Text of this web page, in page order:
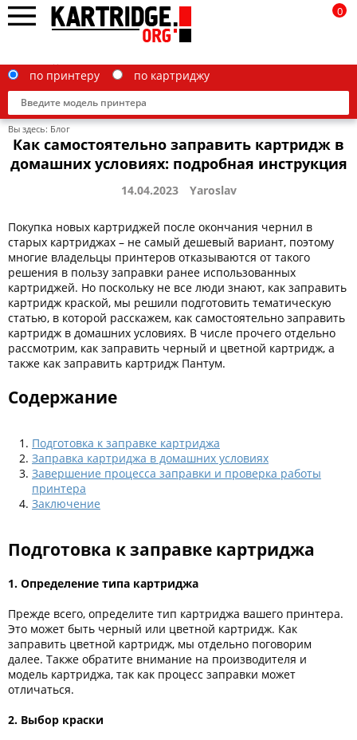
Canon
Epson
G&G
HP
IBM
Kodak
Konica Minolta
Lexmark
OKI
Panasonic
Samsung
Sharp
Toshiba
Xerox
Для франкировальной машины
Тонер и девелопер
по принтеру по картриджу
0
Вы здесь: Блог
Как самостоятельно заправить картридж в
домашних условиях: подробная инструкция
14.04.2023 Yaroslav
Покупка новых картриджей после окончания чернил в
старых картриджах – не самый дешевый вариант, поэтому
многие владельцы принтеров отказываются от такого
решения в пользу заправки ранее использованных
картриджей. Но поскольку не все люди знают, как заправить
картридж краской, мы решили подготовить тематическую
статью, в которой расскажем, как самостоятельно заправить
картридж в домашних условиях. В числе прочего отдельно
рассмотрим, как заправить черный и цветной картридж, а
также как заправить картридж Пантум.
Содержание
Подготовка к заправке картриджа
Заправка картриджа в домашних условиях
Завершение процесса заправки и проверка работы
принтера
Заключение
Подготовка к заправке картриджа
1. Определение типа картриджа
Прежде всего, определите тип картриджа вашего принтера.
Это может быть черный или цветной картридж. Как
заправить цветной картридж, мы отдельно поговорим
далее. Также обратите внимание на производителя и
модель картриджа, так как процесс заправки может
отличаться.
2. Выбор краски